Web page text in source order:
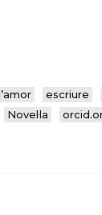
escriure
Novel·la